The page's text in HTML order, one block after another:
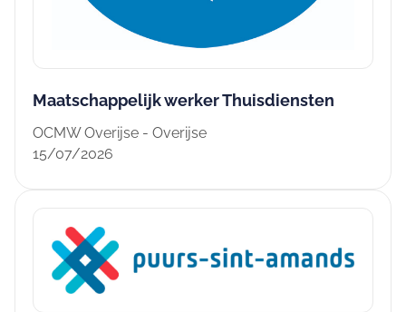
Maatschappelijk werker Thuisdiensten
OCMW Overijse - Overijse
15/07/2026